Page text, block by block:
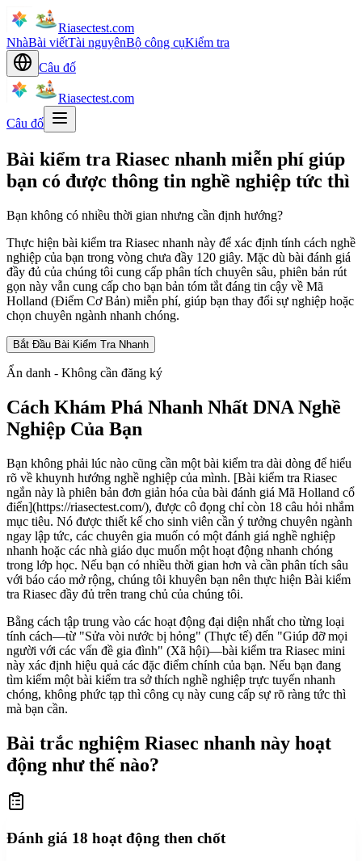
Riasectest.com
NhàBài viếtTài nguyênBộ công cụKiểm tra
Câu đố
Riasectest.com
Câu đố
Bài kiểm tra Riasec nhanh miễn phí giúp
bạn có được thông tin nghề nghiệp tức thì
Bạn không có nhiều thời gian nhưng cần định hướng?
Thực hiện bài kiểm tra Riasec nhanh này để xác định tính cách nghề
nghiệp của bạn trong vòng chưa đầy 120 giây. Mặc dù bài đánh giá
đầy đủ của chúng tôi cung cấp phân tích chuyên sâu, phiên bản rút
gọn này vẫn cung cấp cho bạn bản tóm tắt đáng tin cậy về Mã
Holland (Điểm Cơ Bản) miễn phí, giúp bạn thay đổi sự nghiệp hoặc
chọn chuyên ngành nhanh chóng.
Bắt Đầu Bài Kiểm Tra Nhanh
Ẩn danh - Không cần đăng ký
Cách Khám Phá Nhanh Nhất DNA Nghề
Nghiệp Của Bạn
Bạn không phải lúc nào cũng cần một bài kiểm tra dài dòng để hiểu
rõ về khuynh hướng nghề nghiệp của mình. [Bài kiểm tra Riasec
ngắn này là phiên bản đơn giản hóa của bài đánh giá Mã Holland cổ
điển](https://riasectest.com/), được cô đọng chỉ còn 18 câu hỏi nhắm
mục tiêu. Nó được thiết kế cho sinh viên cần ý tưởng chuyên ngành
ngay lập tức, các chuyên gia muốn có một đánh giá nghề nghiệp
nhanh hoặc các nhà giáo dục muốn một hoạt động nhanh chóng
trong lớp học. Nếu bạn có nhiều thời gian hơn và cần phân tích sâu
với báo cáo mở rộng, chúng tôi khuyên bạn nên thực hiện Bài kiểm
tra Riasec đầy đủ trên trang chủ của chúng tôi.
Bằng cách tập trung vào các hoạt động đại diện nhất cho từng loại
tính cách—từ "Sửa vòi nước bị hỏng" (Thực tế) đến "Giúp đỡ mọi
người với các vấn đề gia đình" (Xã hội)—bài kiểm tra Riasec mini
này xác định hiệu quả các đặc điểm chính của bạn. Nếu bạn đang
tìm kiếm một bài kiểm tra sở thích nghề nghiệp trực tuyến nhanh
chóng, không phức tạp thì công cụ này cung cấp sự rõ ràng tức thì
mà bạn cần.
Bài trắc nghiệm Riasec nhanh này hoạt
động như thế nào?
Đánh giá 18 hoạt động then chốt